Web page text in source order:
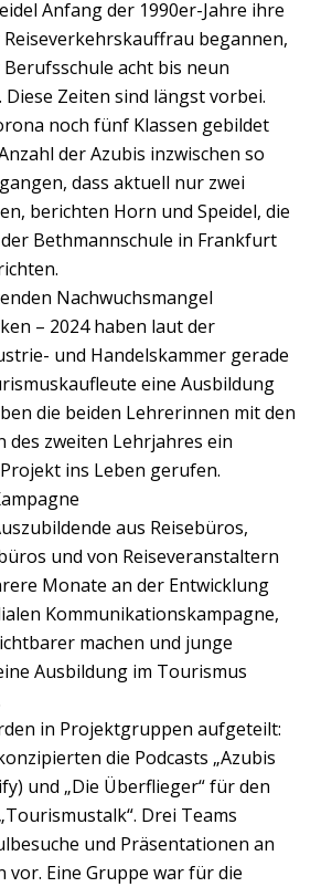
Anfang der 1990er-Jahre ihre
begannen,
acht bis neun
Diese Zeiten sind längst vorbei.
noch fünf Klassen gebildet
der Azubis inzwischen so
dass aktuell nur zwei
berichten Horn und Speidel, die
Bethmannschule in Frankfurt
Nachwuchsmangel
– 2024 haben laut der
und Handelskammer gerade
eine Ausbildung
die beiden Lehrerinnen mit den
des zweiten Lehrjahres ein
ins Leben gerufen.
aus Reisebüros,
und von Reiseveranstaltern
Monate an der Entwicklung
Kommunikationskampagne,
machen und junge
Ausbildung im Tourismus
in Projektgruppen aufgeteilt:
die Podcasts „Azubis
und „Die Überflieger“ für den
Drei Teams
und Präsentationen an
vor. Eine Gruppe war für die